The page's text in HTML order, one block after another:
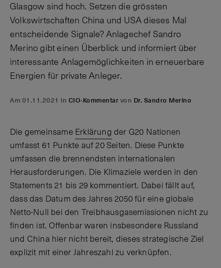
Glasgow sind hoch. Setzen die grössten
Volkswirtschaften China und USA dieses Mal
entscheidende Signale? Anlagechef Sandro
Merino gibt einen Überblick und informiert über
interessante Anlagemöglichkeiten in erneuerbare
Energien für private Anleger.
Am 01.11.2021 in CIO-Kommentar von Dr. Sandro Merino
Die gemeinsame Erklärung der G20 Nationen
umfasst 61 Punkte auf 20 Seiten. Diese Punkte
umfassen die brennendsten internationalen
Herausforderungen. Die Klimaziele werden in den
Statements 21 bis 29 kommentiert. Dabei fällt auf,
dass das Datum des Jahres 2050 für eine globale
Netto-Null bei den Treibhausgasemissionen nicht zu
finden ist. Offenbar waren insbesondere Russland
und China hier nicht bereit, dieses strategische Ziel
explizit mit einer Jahreszahl zu verknüpfen.